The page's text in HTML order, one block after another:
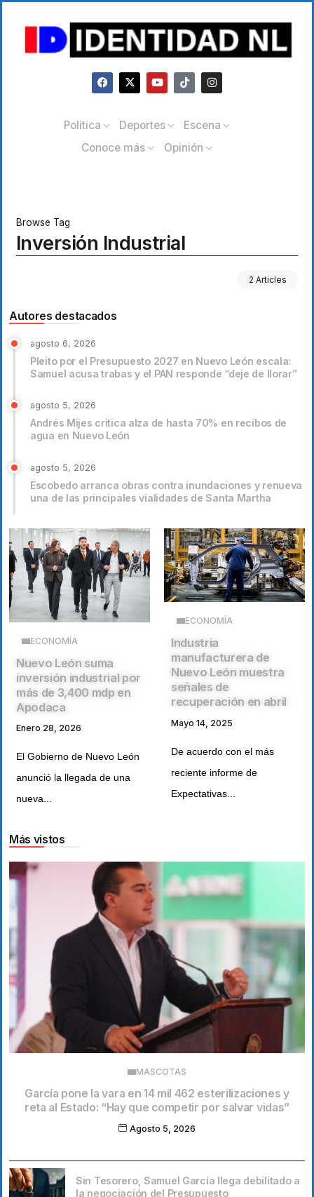
Política Deportes
Escena
Conoce más
Opinión
Browse Tag
Inversión Industrial
2 Articles
Autores destacados
agosto 6, 2026
Pleito por el Presupuesto 2027 en Nuevo León escala:
Samuel acusa trabas y el PAN responde “deje de llorar”
agosto 5, 2026
Andrés Mijes critica alza de hasta 70% en recibos de
agua en Nuevo León
agosto 5, 2026
Escobedo arranca obras contra inundaciones y renueva
una de las principales vialidades de Santa Martha
ECONOMÍA
Nuevo León suma
inversión industrial por
más de 3,400 mdp en
Apodaca
Enero 28, 2026
El Gobierno de Nuevo León
anunció la llegada de una
nueva...
ECONOMÍA
Industria
manufacturera de
Nuevo León muestra
señales de
recuperación en abril
Mayo 14, 2025
De acuerdo con el más
reciente informe de
Expectativas...
Más vistos
MASCOTAS
García pone la vara en 14 mil 462 esterilizaciones y
reta al Estado: “Hay que competir por salvar vidas”
Agosto 5, 2026
Sin Tesorero, Samuel García llega debilitado a
la negociación del Presupuesto